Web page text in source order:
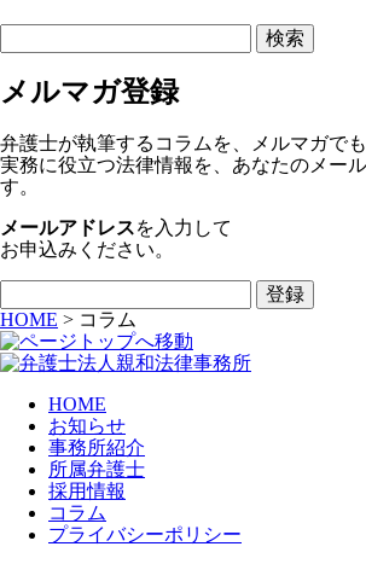
メルマガ登録
弁護士が執筆するコラムを、メルマガでも
実務に役立つ法律情報を、あなたのメー
す。
メールアドレスを入力して
お申込みください。
HOME > コラム
HOME
お知らせ
事務所紹介
所属弁護士
採用情報
コラム
プライバシーポリシー